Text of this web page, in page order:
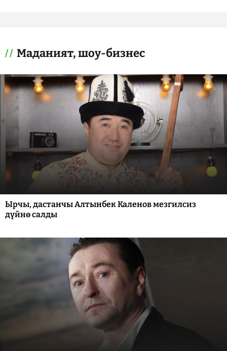
Маданият, шоу-бизнес
Ырчы, дастанчы Алтынбек Каленов мезгилсиз
дүйнө салды